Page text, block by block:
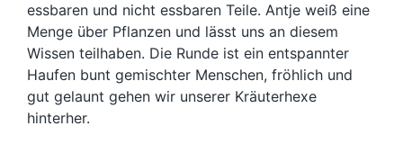
essbaren und nicht essbaren Teile. Antje weiß eine
Menge über Pflanzen und lässt uns an diesem
Wissen teilhaben. Die Runde ist ein entspannter
Haufen bunt gemischter Menschen, fröhlich und
gut gelaunt gehen wir unserer Kräuterhexe
hinterher.